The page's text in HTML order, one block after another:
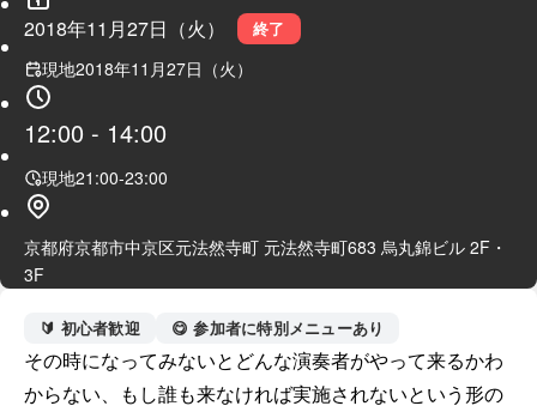
2018年11月27日（火） 終了
現地2018年11月27日（火）
12:00 - 14:00
現地21:00-23:00
京都府京都市中京区元法然寺町 元法然寺町683 烏丸錦ビル 2F・
3F
🔰 初心者歓迎 😋 参加者に特別メニューあり
その時になってみないとどんな演奏者がやって来るかわ
からない、もし誰も来なければ実施されないという形の